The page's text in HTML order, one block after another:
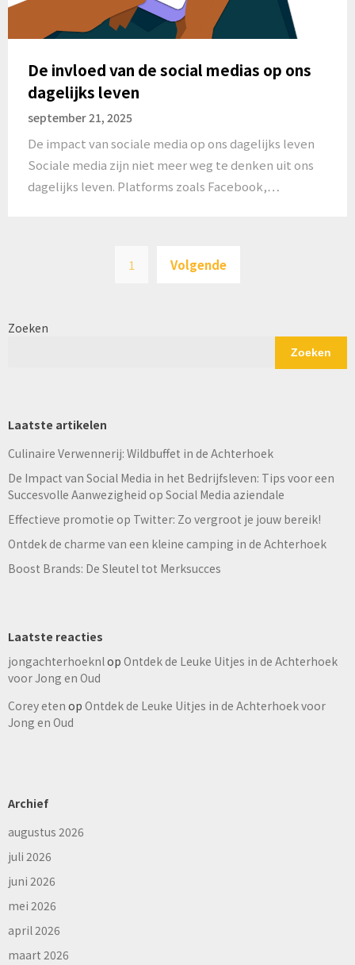
De invloed van de social medias op ons
dagelijks leven
september 21, 2025
De impact van sociale media op ons dagelijks leven
Sociale media zijn niet meer weg te denken uit ons
dagelijks leven. Platforms zoals Facebook,…
paginering
1 Volgende
Zoeken
Zoeken
Laatste artikelen
Culinaire Verwennerij: Wildbuffet in de Achterhoek
De Impact van Social Media in het Bedrijfsleven: Tips voor een
Succesvolle Aanwezigheid op Social Media aziendale
Effectieve promotie op Twitter: Zo vergroot je jouw bereik!
Ontdek de charme van een kleine camping in de Achterhoek
Boost Brands: De Sleutel tot Merksucces
Laatste reacties
jongachterhoeknlop Ontdek de Leuke Uitjes in de Achterhoek
voor Jong en Oud
Corey eten op Ontdek de Leuke Uitjes in de Achterhoek voor
Jong en Oud
Archief
augustus 2026
juli 2026
juni 2026
mei 2026
april 2026
maart 2026